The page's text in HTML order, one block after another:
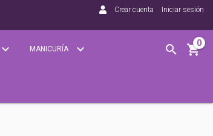
Crear cuenta Iniciar sesión
MANICURÍA
0